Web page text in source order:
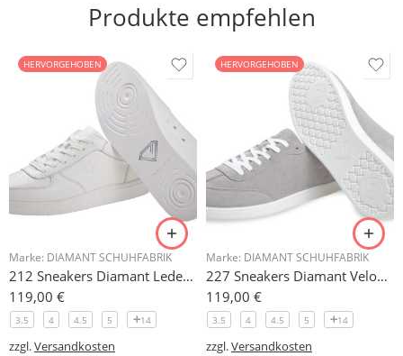
Produkte empfehlen
HERVORGEHOBEN
Marke: DIAMANT SCHUHFABRIK
212 Sneakers Diamant Leder weiss, drehfreudige Kunststoffsohle
119,00 €
3.5 4 4.5 5 14
zzgl.Versandkosten
HERVORGEHOBEN
Marke: DIAMANT SCHUHFABRIK
227 Sneakers Diamant Veloursleder hellgrau, drehfreudige Kunststoffsohle
119,00 €
3.5 4 4.5 5 14
zzgl.Versandkosten